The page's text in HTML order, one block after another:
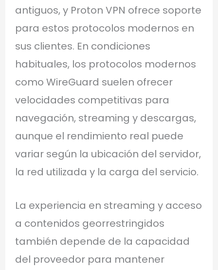
antiguos, y Proton VPN ofrece soporte
para estos protocolos modernos en
sus clientes. En condiciones
habituales, los protocolos modernos
como WireGuard suelen ofrecer
velocidades competitivas para
navegación, streaming y descargas,
aunque el rendimiento real puede
variar según la ubicación del servidor,
la red utilizada y la carga del servicio.
La experiencia en streaming y acceso
a contenidos georrestringidos
también depende de la capacidad
del proveedor para mantener